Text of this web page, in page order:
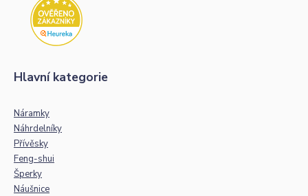
Hlavní kategorie
Náramky
Náhrdelníky
Přívěsky
Feng-shui
Šperky
Náušnice